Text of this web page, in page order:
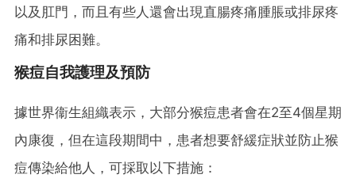
以及肛門，而且有些人還會出現直腸疼痛腫脹或排尿疼
痛和排尿困難。
猴痘自我護理及預防
據世界衞生組織表示，大部分猴痘患者會在2至4個星期
內康復，但在這段期間中，患者想要舒緩症狀並防止猴
痘傳染給他人，可採取以下措施：